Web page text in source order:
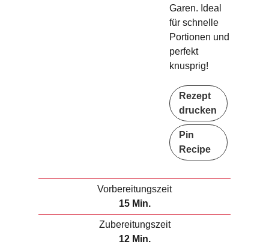
Garen. Ideal
für schnelle
Portionen und
perfekt
knusprig!
Rezept
drucken
Pin
Recipe
Vorbereitungszeit
15M
i
Min.
Zubereitungszeit
12MMin.